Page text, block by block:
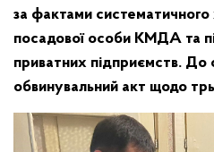
за фактами
посадової особи КМДА та
приватних підприємств. До
обвинувальний акт щодо